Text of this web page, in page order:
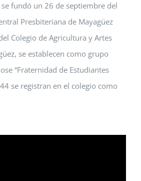
fundó un 26 de septiembre del
Presbiteriana de Mayagüez
Colegio de Agricultura y Artes
se establecen como grupo
“Fraternidad de Estudiantes
se registran en el colegio como